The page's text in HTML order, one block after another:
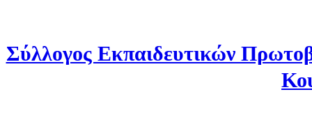
Σύλλογος Εκπαιδευτικών